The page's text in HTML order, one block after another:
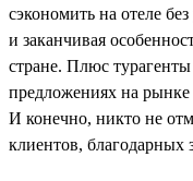
сэкономить на отеле
и заканчивая
стране. Плюс
предложениях на рынке
И конечно, никто не
клиентов, благодарных